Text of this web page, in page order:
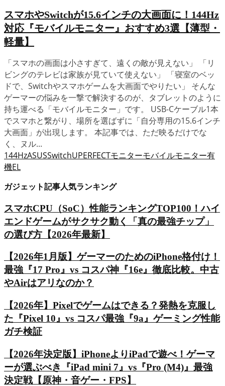
スマホやSwitchが15.6インチの大画面に！144Hz
対応『モバイルモニター』おすすめ3選【薄型・
軽量】
「スマホの画面は小さすぎて、遠くの敵が見えない」 「リ
ビングのテレビは家族が見ていて使えない」 「寝室のベッ
ドで、Switchやスマホゲームを大画面でやりたい」 そんな
ゲーマーの悩みを一撃で解決するのが、タブレットのように
持ち運べる「モバイルモニター」です。 USB-Cケーブル1本
でスマホと繋がり、場所を選ばずに「自分専用の15.6インチ
大画面」が出現します。 本記事では、ただ映るだけでな
く、ヌル...
144HzASUSSwitchUPERFECTモニターモバイルモニター有
機EL
ガジェット記事人気ランキング
スマホCPU（SoC）性能ランキングTOP100！ハイ
エンドゲームがサクサク動く「真の最強チップ」
の選び方【2026年最新】
【2026年1月版】ゲーマーのためのiPhone格付け！
最強『17 Pro』vs コスパ神『16e』徹底比較。中古
やAirはアリなのか？
【2026年】Pixelでゲームはできる？発熱を克服し
た『Pixel 10』vs コスパ最強『9a』ゲーミング性能
ガチ検証
【2026年決定版】iPhoneよりiPadで遊べ！ゲーマ
ーが選ぶべき『iPad mini 7』vs『Pro (M4)』最強
決定戦【原神・音ゲー・FPS】